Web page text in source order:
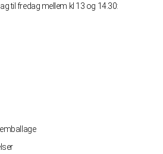
til fredag mellem kl 13 og 14.30: